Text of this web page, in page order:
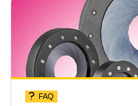
FAQ